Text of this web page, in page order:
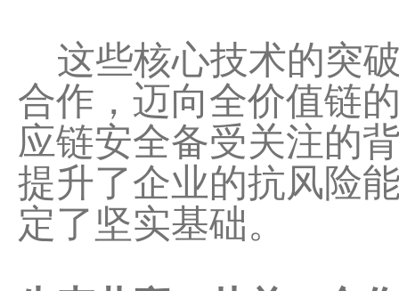
这些核心技术的突
合作，迈向全价值链
应链安全备受关注的
提升了企业的抗风险
定了坚实基础。